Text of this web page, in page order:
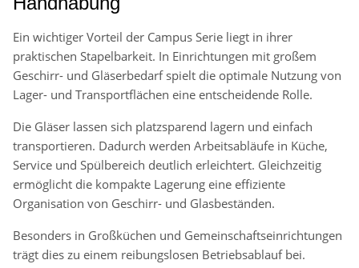
Ein wichtiger Vorteil der Campus Serie liegt in ihrer
praktischen Stapelbarkeit. In Einrichtungen mit großem
Geschirr- und Gläserbedarf spielt die optimale Nutzung von
Lager- und Transportflächen eine entscheidende Rolle.
Die Gläser lassen sich platzsparend lagern und einfach
transportieren. Dadurch werden Arbeitsabläufe in Küche,
Service und Spülbereich deutlich erleichtert. Gleichzeitig
ermöglicht die kompakte Lagerung eine effiziente
Organisation von Geschirr- und Glasbeständen.
Besonders in Großküchen und Gemeinschaftseinrichtungen
trägt dies zu einem reibungslosen Betriebsablauf bei.